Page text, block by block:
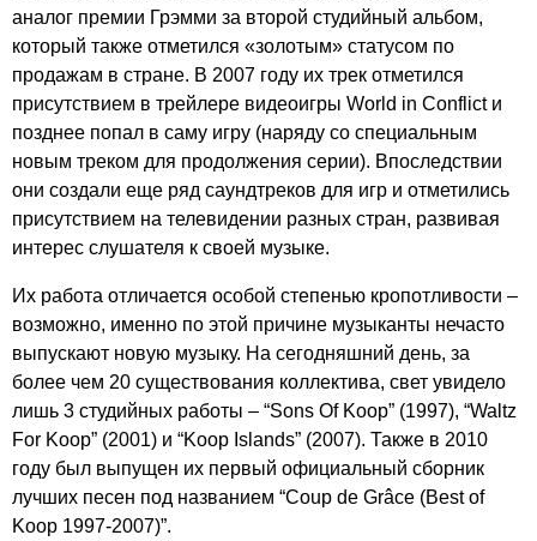
аналог премии Грэмми за второй студийный альбом,
который также отметился «золотым» статусом по
продажам в стране. В 2007 году их трек отметился
присутствием в трейлере видеоигры World in Conflictи
позднее попал в саму игру (наряду со специальным
новым треком для продолжения серии). Впоследствии
они создали еще ряд саундтреков для игр и отметились
присутствием на телевидении разных стран, развивая
интерес слушателя к своей музыке.
Их работа отличается особой степенью кропотливости –
возможно, именно по этой причине музыканты нечасто
выпускают новую музыку. На сегодняшний день, за
более чем 20 существования коллектива, свет увидело
лишь 3 студийных работы – “Sons Of Koop” (1997), “Waltz
For Koop” (2001) и “Koop Islands” (2007). Также в 2010
году был выпущен их первый официальный сборник
лучших песен под названием “Coup de Grâce (Best of
Koop 1997-2007)”.